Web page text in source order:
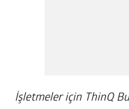
İşletmeler için ThinQ